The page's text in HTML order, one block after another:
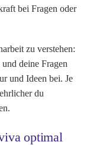
bei Fragen oder
zu verstehen:
deine Fragen
und Ideen bei. Je
du
optimal